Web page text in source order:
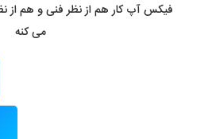
فیکس آپ کار هم از نظر فنی و هم از
می کنه